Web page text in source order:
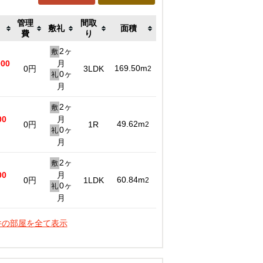
管理
費
敷礼
間取
り
面積
0円
敷2ヶ
月
礼0ヶ
月
3LDK 169.50m2
0円
敷2ヶ
月
礼0ヶ
月
1R 49.62m2
0円
敷2ヶ
月
礼0ヶ
月
1LDK 60.84m2
部屋を全て表示